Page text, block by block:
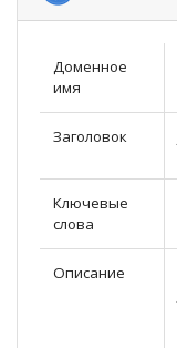
Доменное
имя
Заголовок
Ключевые
слова
Описание